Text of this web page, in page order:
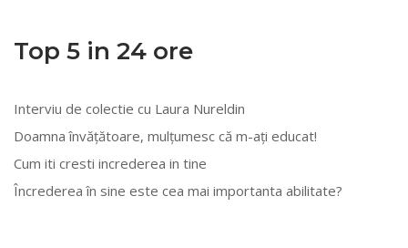
categorii
Top 5 in 24 ore
Interviu de colectie cu Laura Nureldin
Doamna învățătoare, mulțumesc că m-ați educat!
Cum iti cresti increderea in tine
Încrederea în sine este cea mai importanta abilitate?